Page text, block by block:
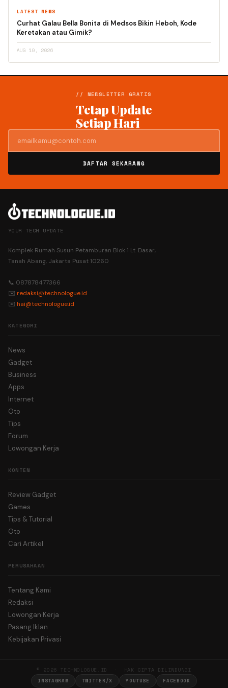
LATEST NEWS
Curhat Galau Bella Bonita di Medsos Bikin Heboh, Kode
Keretakan atau Gimik?
AUG 10, 2026
// NEWSLETTER GRATIS
Tetap Update
Setiap Hari
DAFTAR SEKARANG
YOUR TECH UPDATE
Komplek Rumah Susun Petamburan Blok 1 Lt. Dasar,
Tanah Abang, Jakarta Pusat 10260
📞 087878477366
✉️ redaksi@technologue.id
✉️ hai@technologue.id
KATEGORI
News
Gadget
Business
Apps
Internet
Oto
Tips
Forum
Lowongan Kerja
KONTEN
Review Gadget
Games
Tips & Tutorial
Oto
Cari Artikel
PERUSAHAAN
Tentang Kami
Redaksi
Lowongan Kerja
Pasang Iklan
Kebijakan Privasi
© 2026 TECHNOLOGUE.ID · HAK CIPTA DILINDUNGI
INSTAGRAM TWITTER/X YOUTUBE FACEBOOK